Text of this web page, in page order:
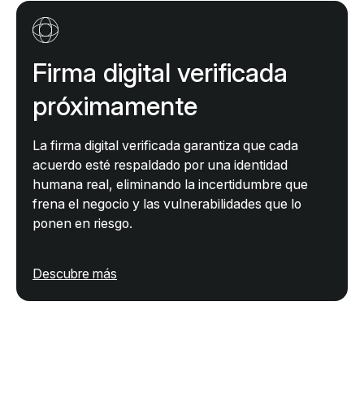
contratos pendientes, envía recordatorios por
correo electrónico automáticos y haz crecer tu
Firma digital verificada
próximamente
La firma digital verificada garantiza que cada
acuerdo esté respaldado por una identidad
humana real, eliminando la incertidumbre que
frena el negocio y las vulnerabilidades que lo
ponen en riesgo.
Descubre más